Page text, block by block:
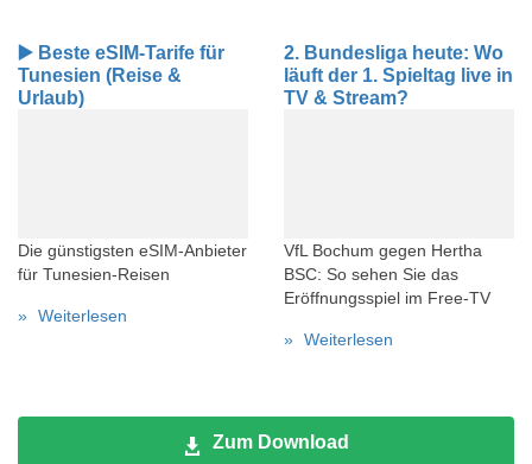
▶️ Beste eSIM-Tarife für
Tunesien (Reise &
Urlaub)
Die günstigsten eSIM-Anbieter
für Tunesien-Reisen
Weiterlesen
2. Bundesliga heute: Wo
läuft der 1. Spieltag live in
TV & Stream?
VfL Bochum gegen Hertha
BSC: So sehen Sie das
Eröffnungsspiel im Free-TV
Weiterlesen
Zum Download